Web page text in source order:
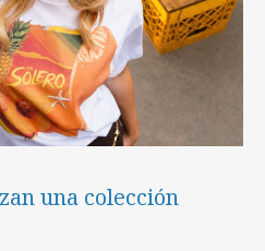
una colección